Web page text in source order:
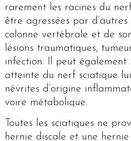
rarement les racines du
être agressées par
colonne vertébrale et de
lésions traumatiques,
infection. Il peut également
atteinte du nerf sciatique
névrites d’origine
voire métabolique.
Toutes les sciatiques ne
hernie discale et une